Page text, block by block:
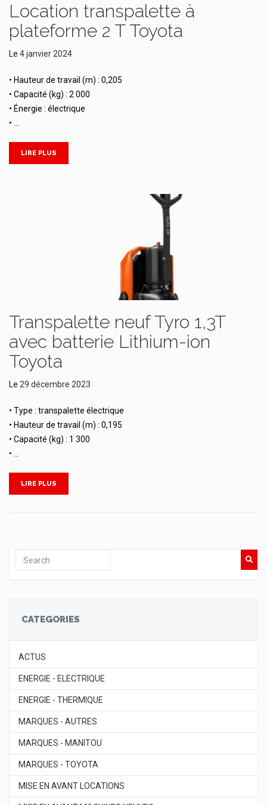
Location transpalette à
plateforme 2 T Toyota
Le 4 janvier 2024
• Hauteur de travail (m) : 0,205
• Capacité (kg) : 2 000
• Énergie : électrique
• …
LIRE PLUS
Transpalette neuf Tyro 1,3T
avec batterie Lithium-ion
Toyota
Le 29 décembre 2023
• Type : transpalette électrique
• Hauteur de travail (m) : 0,195
• Capacité (kg) : 1 300
• …
LIRE PLUS
CATEGORIES
ACTUS
ENERGIE - ELECTRIQUE
ENERGIE - THERMIQUE
MARQUES - AUTRES
MARQUES - MANITOU
MARQUES - TOYOTA
MISE EN AVANT LOCATIONS